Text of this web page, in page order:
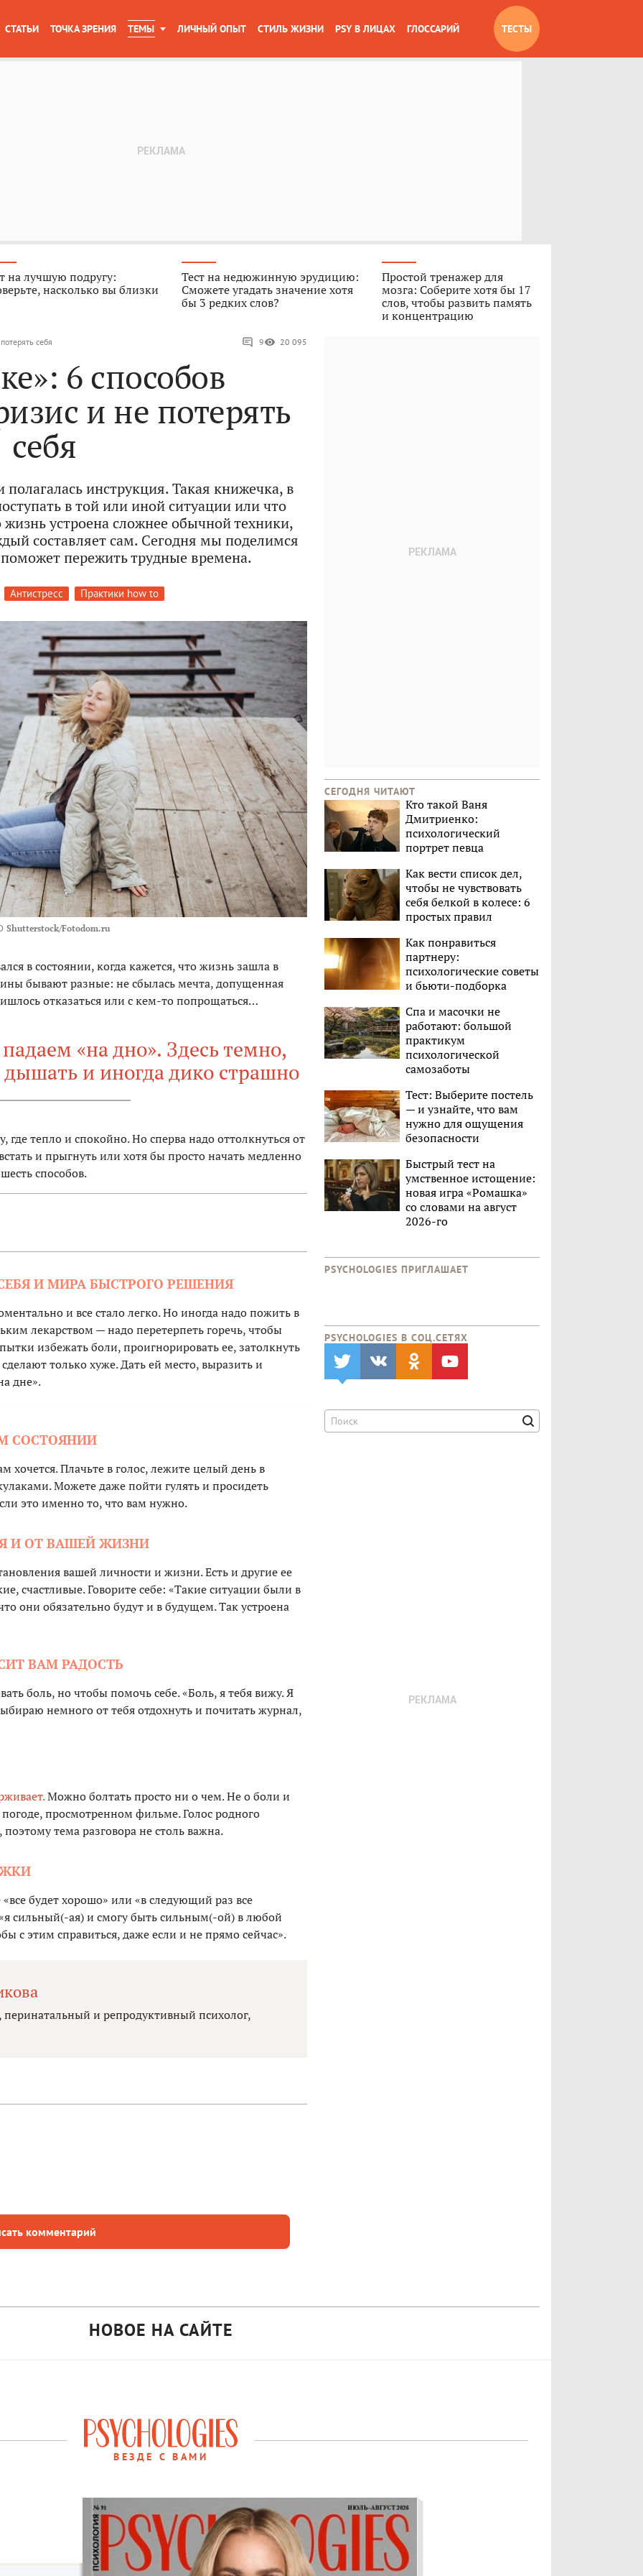
СТАТЬИ ТОЧКА ЗРЕНИЯ ТЕМЫ ЛИЧНЫЙ ОПЫТ СТИЛЬ ЖИЗНИ PSY В ЛИЦАХ ГЛОССАРИЙ ТЕСТЫ
на лучшую подругу:
насколько вы близки
Тест на недюжинную эрудицию:
Сможете угадать значение хотя
бы 3 редких слов?
Простой тренажер для
мозга: Соберите хотя бы 17
слов, чтобы развить память
и концентрацию
себя 9 20 095
6 способов
и не потерять
себя
инструкция. Такая книжечка, в
в той или иной ситуации или что
устроена сложнее обычной техники,
составляет сам. Сегодня мы поделимся
пережить трудные времена.
Антистресс Практики how to
Shutterstock/Fotodom.ru
в состоянии, когда кажется, что жизнь зашла в
бывают разные: не сбылась мечта, допущенная
отказаться или с кем-то попрощаться…
«на дно». Здесь темно,
и иногда дико страшно
тепло и спокойно. Но сперва надо оттолкнуться от
и прыгнуть или хотя бы просто начать медленно
способов.
И МИРА БЫСТРОГО РЕШЕНИЯ
и все стало легко. Но иногда надо пожить в
лекарством — надо перетерпеть горечь, чтобы
избежать боли, проигнорировать ее, затолкнуть
только хуже. Дать ей место, выразить и
дне».
СОСТОЯНИИ
хочется. Плачьте в голос, лежите целый день в
Можете даже пойти гулять и просидеть
это именно то, что вам нужно.
И ОТ ВАШЕЙ ЖИЗНИ
вашей личности и жизни. Есть и другие ее
счастливые. Говорите себе: «Такие ситуации были в
обязательно будут и в будущем. Так устроена
ВАМ РАДОСТЬ
боль, но чтобы помочь себе. «Боль, я тебя вижу. Я
немного от тебя отдохнуть и почитать журнал,
Можно болтать просто ни о чем. Не о боли и
просмотренном фильме. Голос родного
тема разговора не столь важна.
будет хорошо» или «в следующий раз все
сильный(-ая) и смогу быть сильным(-ой) в любой
с этим справиться, даже если и не прямо сейчас».
и репродуктивный психолог,
комментарий
СЕГОДНЯ ЧИТАЮТ
Кто такой Ваня
Дмитриенко:
психологический
портрет певца
Как вести список дел,
чтобы не чувствовать
себя белкой в колесе: 6
простых правил
Как понравиться
партнеру:
психологические советы
и бьюти-подборка
Спа и масочки не
работают: большой
практикум
психологической
самозаботы
Тест: Выберите постель
— и узнайте, что вам
нужно для ощущения
безопасности
Быстрый тест на
умственное истощение:
новая игра «Ромашка»
со словами на август
2026-го
PSYCHOLOGIES ПРИГЛАШАЕТ
PSYCHOLOGIES В CОЦ.СЕТЯХ
НОВОЕ НА САЙТЕ
ВЕЗДЕ С ВАМИ